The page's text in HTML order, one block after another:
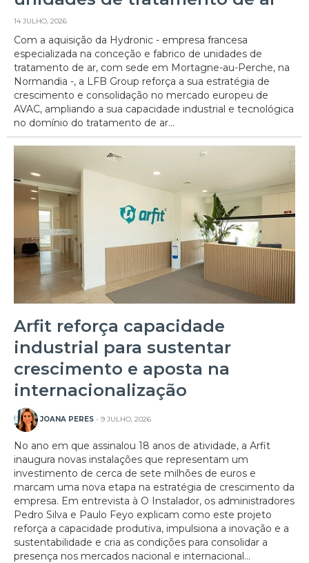
14 JULHO, 2026
Com a aquisição da Hydronic - empresa francesa
especializada na conceção e fabrico de unidades de
tratamento de ar, com sede em Mortagne-au-Perche, na
Normandia -, a LFB Group reforça a sua estratégia de
crescimento e consolidação no mercado europeu de
AVAC, ampliando a sua capacidade industrial e tecnológica
no domínio do tratamento de ar...
Arfit reforça capacidade
industrial para sustentar
crescimento e aposta na
internacionalização
JOANA PERES - 9 JULHO, 2026
No ano em que assinalou 18 anos de atividade, a Arfit
inaugura novas instalações que representam um
investimento de cerca de sete milhões de euros e
marcam uma nova etapa na estratégia de crescimento da
empresa. Em entrevista à O Instalador, os administradores
Pedro Silva e Paulo Feyo explicam como este projeto
reforça a capacidade produtiva, impulsiona a inovação e a
sustentabilidade e cria as condições para consolidar a
presença nos mercados nacional e internacional...